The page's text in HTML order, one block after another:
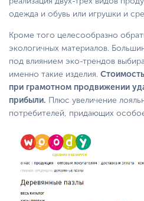
одежда и обувь или игрушки и
Кроме того целесообразно
экологичных материалов.
под влиянием эко-трендов
именно такие изделия.
при грамотном продвижении
прибыли. Плюс увеличение
потребителей, придающих